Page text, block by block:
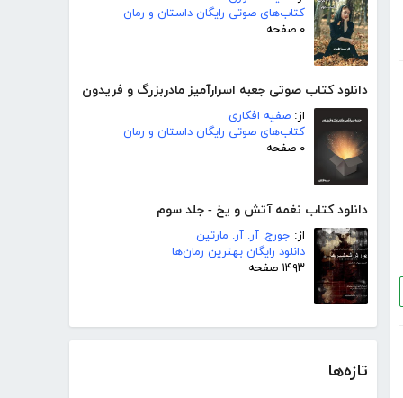
کتاب‌های صوتی رایگان داستان و رمان
۰ صفحه
دانلود کتاب صوتی جعبه اسرارآمیز مادربزرگ و فریدون
از: صفیه افکاری
کتاب‌های صوتی رایگان داستان و رمان
۰ صفحه
دانلود کتاب نغمه آتش و یخ - جلد سوم
از: جورج. آر. آر. مارتین
دانلود رایگان بهترین رمان‌ها
۱۴۹۳ صفحه
تازه‌ها